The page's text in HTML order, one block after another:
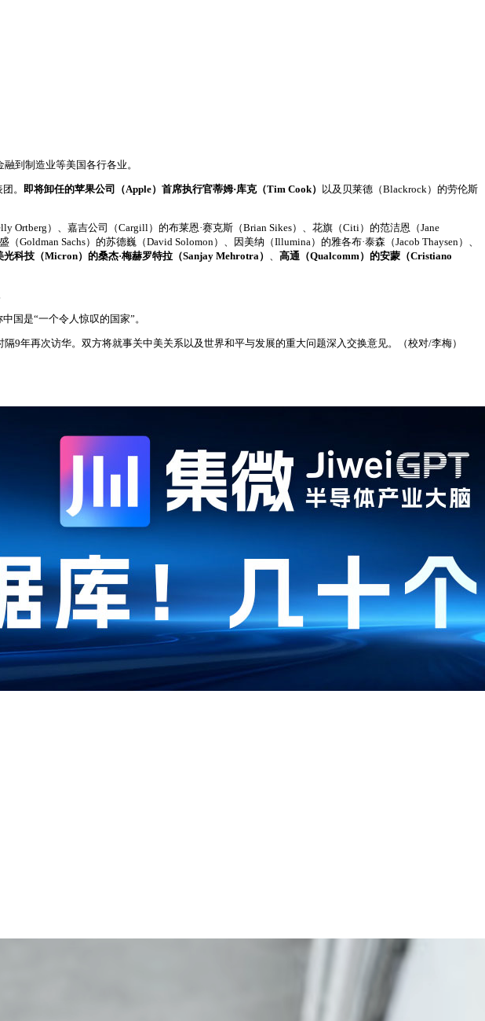
到制造业等美国各行各业。
。 即将卸任的苹果公司（Apple）首席执行官蒂姆·库克（Tim Cook）
以及贝莱德（Blackrock）的劳伦斯
Ortberg）、嘉吉公司（Cargill）的布莱恩·赛克斯（Brian Sikes）、花旗（Citi）的范洁恩（Jane
Goldman Sachs）的苏德巍（David Solomon）、因美纳（Illumina）的雅各布·泰森（Jacob Thaysen）、
光科技（Micron）的桑杰·梅赫罗特拉（Sanjay Mehrotra） 、 高通（Qualcomm）的安蒙（Cristiano
国是“一个令人惊叹的国家”。
年再次访华。双方将就事关中美关系以及世界和平与发展的重大问题深入交换意见。（校对/李梅）